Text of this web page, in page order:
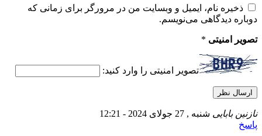
ذخیره نام، ایمیل و وبسایت من در مرورگر برای زمانی که
دوباره دیدگاهی می‌نویسم.
تصویر امنیتی *
تصویر امنیتی را وارد کنید:
نازنین بابایی شنبه , 27 جولای 2024 - 12:21
پاسخ